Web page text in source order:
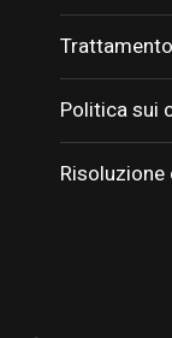
Politica sui